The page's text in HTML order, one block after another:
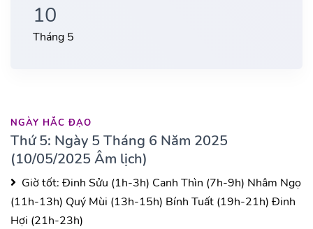
10
Tháng 5
NGÀY HẮC ĐẠO
Thứ 5: Ngày 5 Tháng 6 Năm 2025
(10/05/2025 Âm lịch)
Giờ tốt: Đinh Sửu (1h-3h) Canh Thìn (7h-9h) Nhâm Ngọ
(11h-13h) Quý Mùi (13h-15h) Bính Tuất (19h-21h) Đinh
Hợi (21h-23h)